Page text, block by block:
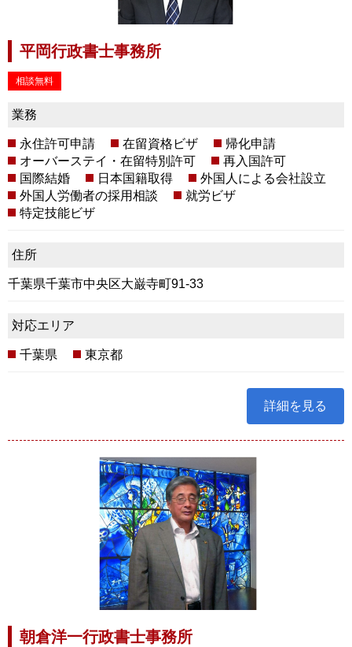
平岡行政書士事務所
相談無料
業務
永住許可申請 在留資格ビザ
帰化申請
オーバーステイ・在留特別許可
再入国許可
国際結婚
日本国籍取得
外国人による会社設立
外国人労働者の採用相談
就労ビザ
特定技能ビザ
住所
千葉県千葉市中央区大巌寺町91-33
対応エリア
千葉県 東京都
詳細を見る
朝倉洋一行政書士事務所